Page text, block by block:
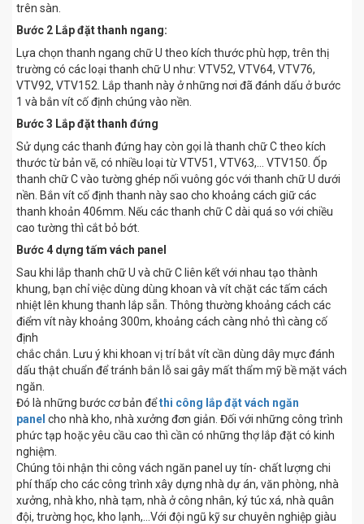
trên sàn.
Bước 2 Lắp đặt thanh ngang:
Lựa chọn thanh ngang chữ U theo kích thước phù hợp, trên thị
trường có các loại thanh chữ U như: VTV52, VTV64, VTV76,
VTV92, VTV152. Lắp thanh này ở những nơi đã đánh dấu ở bước
1 và bắn vít cố định chúng vào nền.
Bước 3 Lắp đặt thanh đứng
Sử dụng các thanh đứng hay còn gọi là thanh chữ C theo kích
thước từ bản vẽ, có nhiều loại từ VTV51, VTV63,… VTV150. Ốp
thanh chữ C vào tường ghép nối vuông góc với thanh chữ U dưới
nền. Bắn vít cố định thanh này sao cho khoảng cách giữ các
thanh khoản 406mm. Nếu các thanh chữ C dài quá so với chiều
cao tường thì cắt bỏ bớt.
Bước 4 dựng tấm vách panel
Sau khi lắp thanh chữ U và chữ C liên kết với nhau tạo thành
khung, bạn chỉ việc dùng dùng khoan và vít chặt các tấm cách
nhiệt lên khung thanh lắp sẵn. Thông thường khoảng cách các
điểm vít này khoảng 300m, khoảng cách càng nhỏ thì càng cố
định
chắc chắn. Lưu ý khi khoan vị trí bắt vít cần dùng dây mực đánh
dấu thật chuẩn để tránh bắn lỗ sai gây mất thẩm mỹ bề mặt vách
ngăn.
Đó là những bước cơ bản đểthi công lắp đặt vách ngăn
panel cho nhà kho, nhà xưởng đơn giản. Đối với những công trình
phức tạp hoặc yêu cầu cao thì cần có những thợ lắp đặt có kinh
nghiệm.
Chúng tôi nhận thi công vách ngăn panel uy tín- chất lượng chi
phí thấp cho các công trình xây dựng nhà dự án, văn phòng, nhà
xưởng, nhà kho, nhà tạm, nhà ở công nhân, ký túc xá, nhà quân
đội, trường học, kho lạnh,…Với đội ngũ kỹ sư chuyên nghiệp giàu